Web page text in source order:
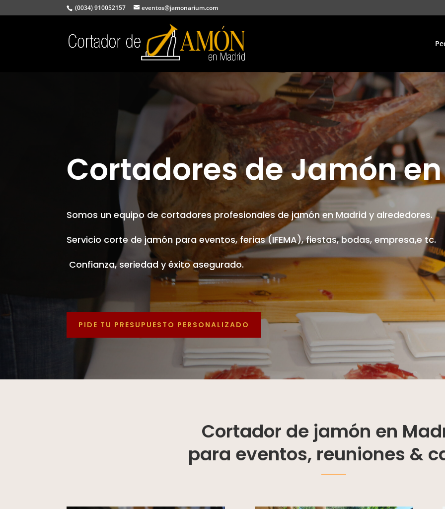
(0034) 910052157 eventos@jamonarium.com
Cortadores de Jamón
Somos un equipo de cortadores profesionales de jamón en Madrid y alrededores.
Servicio corte de jamón para eventos, ferias (IFEMA), fiestas, bodas, empresa,e tc.
Confianza, seriedad y éxito asegurado.
PIDE TU PRESUPUESTO PERSONALIZADO
Cortador de jamón en
para eventos, reuniones &